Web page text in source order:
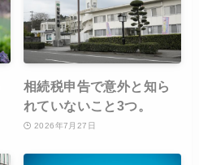
相続税申告で意外と知ら
れていないこと3つ。
2026年7月27日